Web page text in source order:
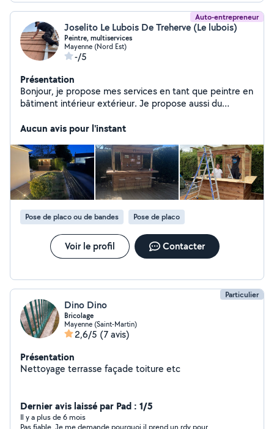
Auto-entrepreneur
Joselito Le Lubois De Treherve (Le lubois)
Peintre, multiservices
Mayenne (Nord Est)
-/5
Présentation
Bonjour, je propose mes services en tant que peintre en
bâtiment intérieur extérieur. Je propose aussi du
toiture. Je crée aussi des terrasses en bois, travail,
Aucun avis pour l'instant
Pose de placo ou de bandes Pose de placo
Voir le profil Contacter
Particulier
Dino Dino
Bricolage
Mayenne (Saint-Martin)
2,6/5 (7 avis)
Présentation
Nettoyage terrasse façade toiture etc
Dernier avis laissé par Pad : 1/5
Il y a plus de 6 mois
Pas fiable. Je me demande pourquoi il prend un rdv pour